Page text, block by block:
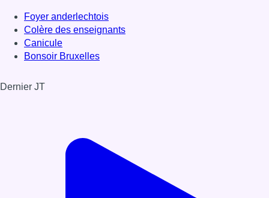
Foyer anderlechtois
Colère des enseignants
Canicule
Bonsoir Bruxelles
Dernier JT